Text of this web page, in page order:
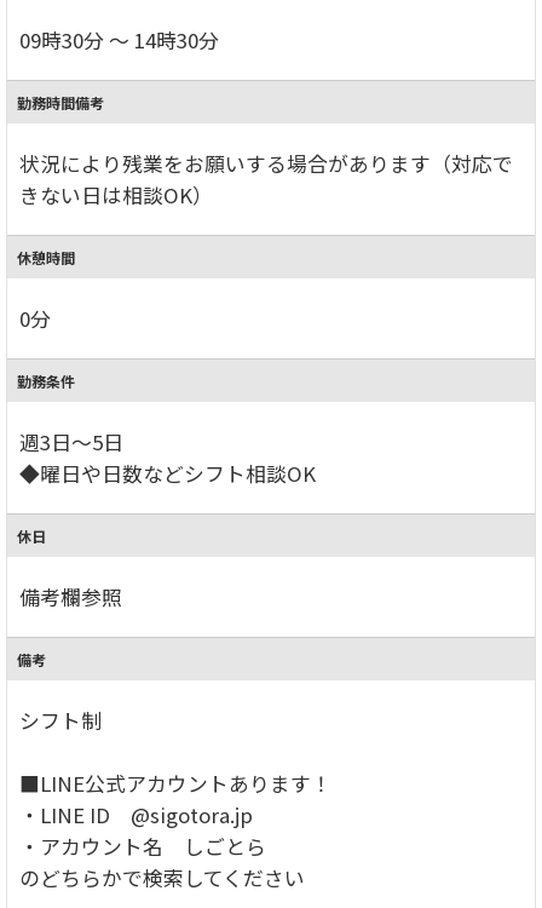
09時30分 ～ 14時30分
勤務時間備考
状況により残業をお願いする場合があります（対応で
きない日は相談OK）
休憩時間
0分
勤務条件
週3日～5日
◆曜日や日数などシフト相談OK
休日
備考欄参照
備考
シフト制
■LINE公式アカウントあります！
・LINE ID @sigotora.jp
・アカウント名 しごとら
のどちらかで検索してください